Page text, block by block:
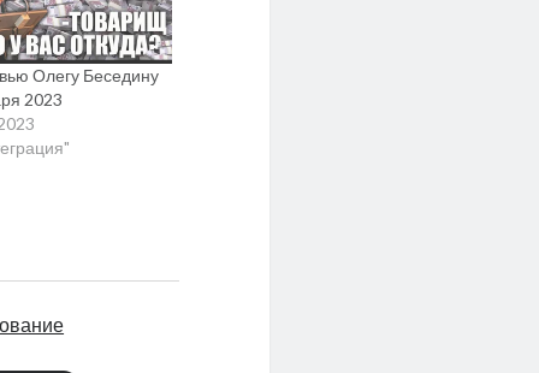
Олегу Беседину
2023